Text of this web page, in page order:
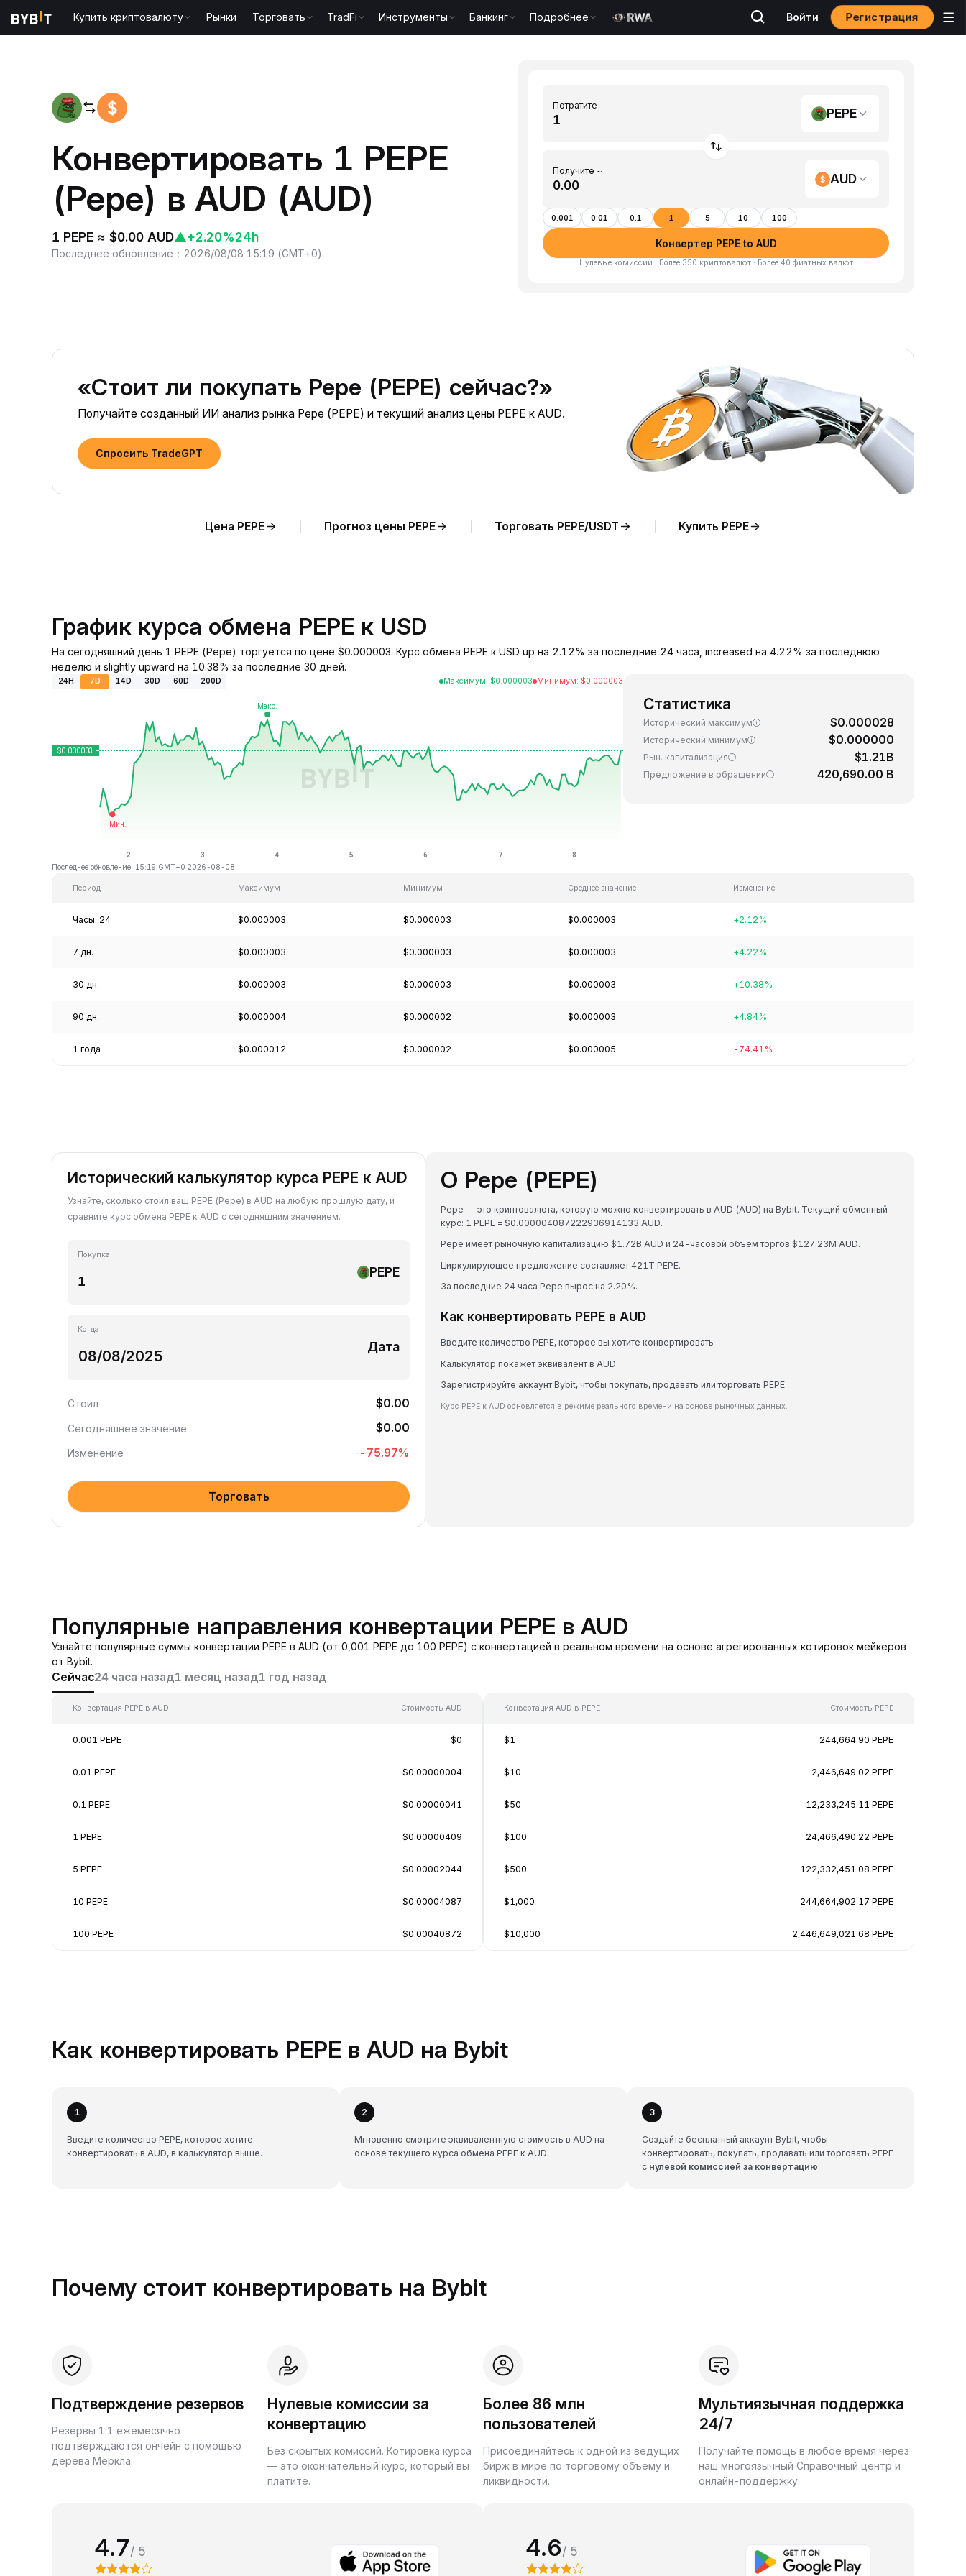
Купить криптовалюту Рынки Торговать TradFi Инструменты Банкинг Подробнее Войти Регистрация
Конвертировать 1 PEPE
(Pepe) в AUD (AUD)
1 PEPE ≈ $0.00 AUD▲+2.20%24h
Последнее обновление ： 2026/08/08 15:19 (GMT+0)
Потратите
PEPE
Получите ~
AUD
0.001 0.01 0.1 1 5 10 100
Конвертер PEPE to AUD
Нулевые комиссии · Более 350 криптовалют · Более 40 фиатных валют
«Стоит ли покупать Pepe (PEPE) сейчас?»
Получайте созданный ИИ анализ рынка Pepe (PEPE) и текущий анализ цены PEPE к AUD.
Спросить TradeGPT
Цена PEPE Прогноз цены PEPE Торговать PEPE/USDT Купить PEPE
График курса обмена PEPE к USD
На сегодняшний день 1 PEPE (Pepe) торгуется по цене $0.000003. Курс обмена PEPE к USD up на 2.12% за последние 24 часа, increased на 4.22% за последнюю
неделю и slightly upward на 10.38% за последние 30 дней.
24H 7D 14D 30D 60D 200D Максимум: $0.000003 Минимум: $0.000003
Последнее обновление: 15:19 GMT+0 2026-08-08
Статистика
Исторический максимум $0.000028
Исторический минимум $0.000000
Рын. капитализация $1.21B
Предложение в обращении 420,690.00 B
Период Максимум Минимум Среднее значение Изменение
Часы: 24 $0.000003 $0.000003 $0.000003 +2.12%
7 дн. $0.000003 $0.000003 $0.000003 +4.22%
30 дн. $0.000003 $0.000003 $0.000003 +10.38%
90 дн. $0.000004 $0.000002 $0.000003 +4.84%
1 года $0.000012 $0.000002 $0.000005 -74.41%
Исторический калькулятор курса PEPE к AUD
Узнайте, сколько стоил ваш PEPE (Pepe) в AUD на любую прошлую дату, и
сравните курс обмена PEPE к AUD с сегодняшним значением.
Покупка
PEPE
Когда
Дата
Стоил $0.00
Сегодняшнее значение $0.00
Изменение -75.97%
Торговать
О Pepe (PEPE)
Pepe — это криптовалюта, которую можно конвертировать в AUD (AUD) на Bybit. Текущий обменный
курс: 1 PEPE = $0.000004087222936914133 AUD.
Pepe имеет рыночную капитализацию $1.72B AUD и 24-часовой объём торгов $127.23M AUD.
Циркулирующее предложение составляет 421T PEPE.
За последние 24 часа Pepe вырос на 2.20%.
Как конвертировать PEPE в AUD
Введите количество PEPE, которое вы хотите конвертировать
Калькулятор покажет эквивалент в AUD
Зарегистрируйте аккаунт Bybit, чтобы покупать, продавать или торговать PEPE
Курс PEPE к AUD обновляется в режиме реального времени на основе рыночных данных.
Популярные направления конвертации PEPE в AUD
Узнайте популярные суммы конвертации PEPE в AUD (от 0,001 PEPE до 100 PEPE) с конвертацией в реальном времени на основе агрегированных котировок мейкеров
от Bybit.
Сейчас24 часа назад1 месяц назад1 год назад
Конвертация PEPE в AUD Стоимость AUD
0.001 PEPE $0
0.01 PEPE $0.00000004
0.1 PEPE $0.00000041
1 PEPE $0.00000409
5 PEPE $0.00002044
10 PEPE $0.00004087
100 PEPE $0.00040872
Конвертация AUD в PEPE Стоимость PEPE
$1 244,664.90 PEPE
$10 2,446,649.02 PEPE
$50 12,233,245.11 PEPE
$100 24,466,490.22 PEPE
$500 122,332,451.08 PEPE
$1,000 244,664,902.17 PEPE
$10,000 2,446,649,021.68 PEPE
Как конвертировать PEPE в AUD на Bybit
1
Введите количество PEPE, которое хотите
конвертировать в AUD, в калькулятор выше.
2
Мгновенно смотрите эквивалентную стоимость в AUD на
основе текущего курса обмена PEPE к AUD.
3
Создайте бесплатный аккаунт Bybit, чтобы
конвертировать, покупать, продавать или торговать PEPE
с нулевой комиссией за конвертацию.
Почему стоит конвертировать на Bybit
Подтверждение резервов
Резервы 1:1 ежемесячно
подтверждаются ончейн с помощью
дерева Меркла.
Нулевые комиссии за
конвертацию
Без скрытых комиссий. Котировка курса
— это окончательный курс, который вы
платите.
Более 86 млн
пользователей
Присоединяйтесь к одной из ведущих
бирж в мире по торговому объему и
ликвидности.
Мультиязычная поддержка
24/7
Получайте помощь в любое время через
наш многоязычный Справочный центр и
онлайн-поддержку.
4.7/ 5 4.6/ 5